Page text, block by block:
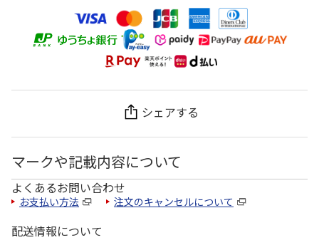
シェアする
マークや記載内容について
よくあるお問い合わせ
お支払い方法 注文のキャンセルについて
配送情報について